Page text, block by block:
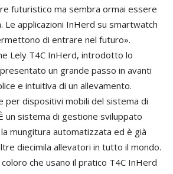
futuristico ma sembra ormai essere
Le applicazioni InHerd su smartwatch
di entrare nel futuro».
Lely T4C InHerd, introdotto lo
un grande passo in avanti
e intuitiva di un allevamento.
per dispositivi mobili del sistema di
un sistema di gestione sviluppato
mungitura automatizzata ed è già
diecimila allevatori in tutto il mondo.
che usano il pratico T4C InHerd